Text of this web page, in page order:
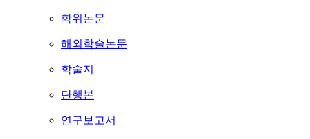
학위논문
해외학술논문
학술지
단행본
연구보고서